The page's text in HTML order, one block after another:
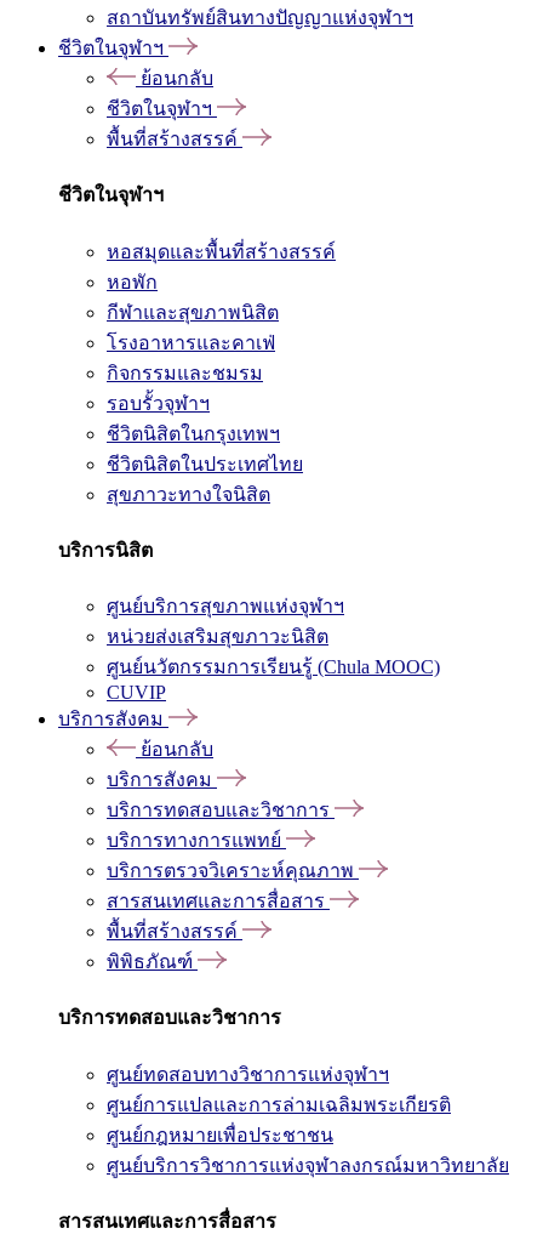
สถาบันทรัพย์สินทางปัญญาแห่งจุฬาฯ
ชีวิตในจุฬาฯ
ย้อนกลับ
ชีวิตในจุฬาฯ
พื้นที่สร้างสรรค์
ชีวิตในจุฬาฯ
หอสมุดและพื้นที่สร้างสรรค์
หอพัก
กีฬาและสุขภาพนิสิต
โรงอาหารและคาเฟ่
กิจกรรมและชมรม
รอบรั้วจุฬาฯ
ชีวิตนิสิตในกรุงเทพฯ
ชีวิตนิสิตในประเทศไทย
สุขภาวะทางใจนิสิต
บริการนิสิต
ศูนย์บริการสุขภาพแห่งจุฬาฯ
หน่วยส่งเสริมสุขภาวะนิสิต
ศูนย์นวัตกรรมการเรียนรู้ (Chula MOOC)
CUVIP
บริการสังคม
ย้อนกลับ
บริการสังคม
บริการทดสอบและวิชาการ
บริการทางการแพทย์
บริการตรวจวิเคราะห์คุณภาพ
สารสนเทศและการสื่อสาร
พื้นที่สร้างสรรค์
พิพิธภัณฑ์
บริการทดสอบและวิชาการ
ศูนย์ทดสอบทางวิชาการแห่งจุฬาฯ
ศูนย์การแปลและการล่ามเฉลิมพระเกียรติ
ศูนย์กฎหมายเพื่อประชาชน
ศูนย์บริการวิชาการแห่งจุฬาลงกรณ์มหาวิทยาลัย
สารสนเทศและการสื่อสาร